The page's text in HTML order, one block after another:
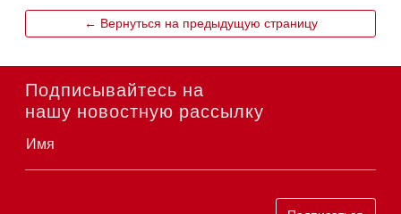
← Вернуться на предыдущую страницу
Подписывайтесь на
нашу новостную рассылку
Имя